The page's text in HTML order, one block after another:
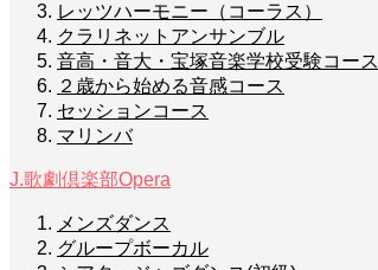
レッツハーモニー（コーラス）
クラリネットアンサンブル
音高・音大・宝塚音楽学校受験コース
２歳から始める音感コース
セッションコース
マリンバ
J.歌劇倶楽部Opera
メンズダンス
グループボーカル